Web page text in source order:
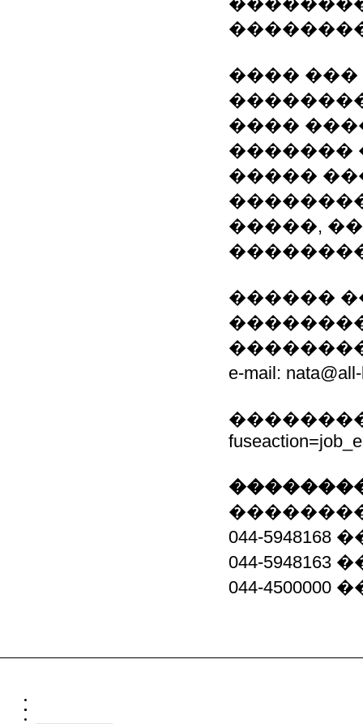
����
����
�������
�����
�����,
������
e-mail:
���������
044-
044-
044-